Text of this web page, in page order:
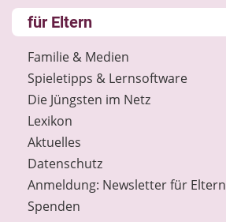
Internet-ABC Sitemap
Barrierefreiheit
Länderprojekte
Spiel und Spaß
Mitreden und Mitmachen
Lexikon
Datenschutz
Newsletter
Lernmodule
Unterrichts­materialien
Internet-ABC-Schule
Praxishilfen
Aktuelles
Materialbestellung
Lexikon
Datenschutz
Newsletter
Spenden
für Eltern
Familie & Medien
Spieletipps & Lernsoftware
Die Jüngsten im Netz
Lexikon
Aktuelles
Datenschutz
Anmeldung: Newsletter für Eltern
Spenden